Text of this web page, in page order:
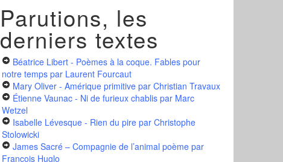
Parutions, les
derniers textes
Béatrice Libert - Poèmes à la coque. Fables pour
notre tempspar Laurent Fourcaut
Mary Oliver - Amérique primitivepar Christian Travaux
Étienne Vaunac - Ni de furieux chablispar Marc
Wetzel
Isabelle Lévesque - Rien du pirepar Christophe
Stolowicki
James Sacré – Compagnie de l’animal poèmepar
François Huglo